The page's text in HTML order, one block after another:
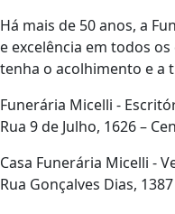
Há mais de 50 anos, a
e excelência em todos
tenha o acolhimento e a
Funerária Micelli -
Rua 9 de Julho, 1626 –
Casa Funerária Micelli -
Rua Gonçalves Dias,